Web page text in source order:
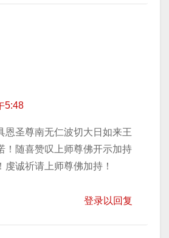
5:48
恩圣尊南无仁波切大日如来王
！随喜赞叹上师尊佛开示加持
诚祈请上师尊佛加持！
登录以回复